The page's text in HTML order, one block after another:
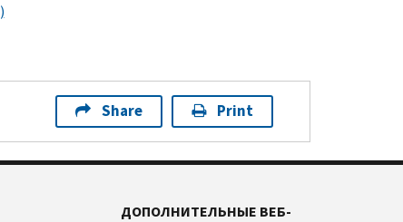
)
Share Print
ДОПОЛНИТЕЛЬНЫЕ ВЕБ-